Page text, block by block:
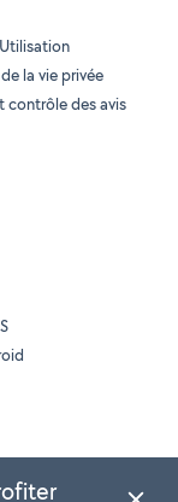
la vie privée
contrôle des avis